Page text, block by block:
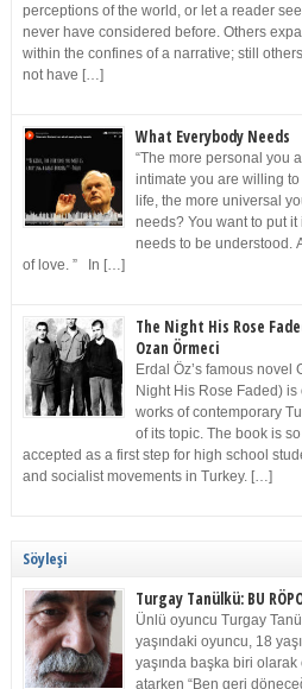
perceptions of the world, or let a reader
never have considered before. Others
within the confines of a narrative; still
not have […]
What Everybody Needs
“The more personal you
intimate you are willing
life, the more universal
needs? You want to put
needs to be understood.
of love. ” In […]
The Night His Rose
Ozan Örmeci
Erdal Öz’s famous novel
Night His Rose Faded)
works of contemporary
of its topic. The book is
accepted as a first step for high school
and socialist movements in Turkey. […]
Söyleşi
Turgay Tanülkü: BU
Ünlü oyuncu Turgay
yaşındaki oyuncu, 18
yaşında başka biri olarak
atarken “Ben geri